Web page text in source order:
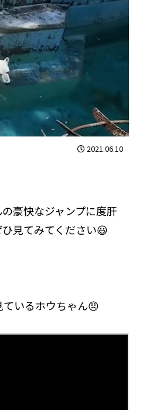
2021.06.10
豪快なジャンプに度肝
見てみてください😃
いるホウちゃん😠